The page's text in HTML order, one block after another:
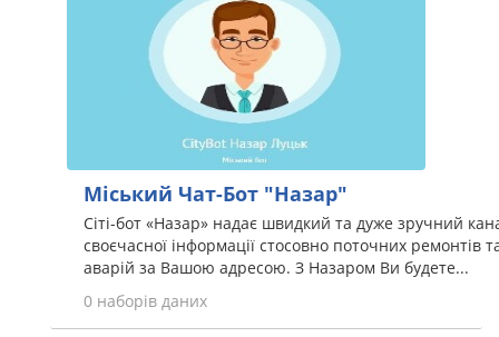
Міський Чат-Бот "Назар"
Сіті-бот «Назар» надає швидкий та дуже зручний
своєчасної інформації стосовно поточних ремонтів
аварій за Вашою адресою. З Назаром Ви будете...
0 наборів даних